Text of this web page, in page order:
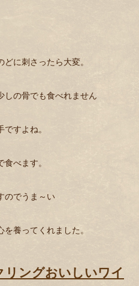
に刺さったら大変。
しの骨でも食べれません
すよね。
べます。
のでうま～い
養ってくれました。
リングおいしいワイ